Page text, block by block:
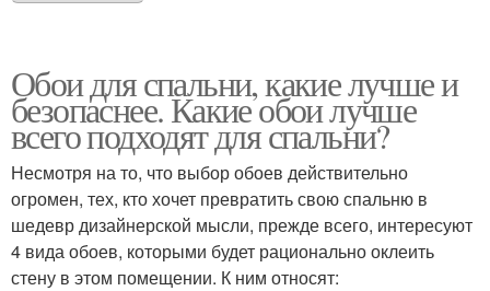
Обои для спальни, какие лучше и
безопаснее. Какие обои лучше
всего подходят для спальни?
Несмотря на то, что выбор обоев действительно
огромен, тех, кто хочет превратить свою спальню в
шедевр дизайнерской мысли, прежде всего, интересуют
4 вида обоев, которыми будет рационально оклеить
стену в этом помещении. К ним относят: